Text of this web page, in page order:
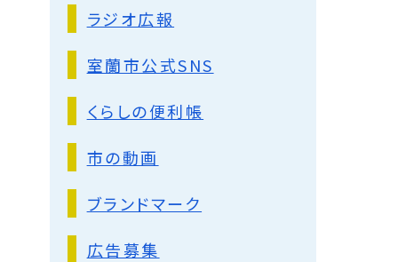
ラジオ広報
室蘭市公式SNS
くらしの便利帳
市の動画
ブランドマーク
広告募集